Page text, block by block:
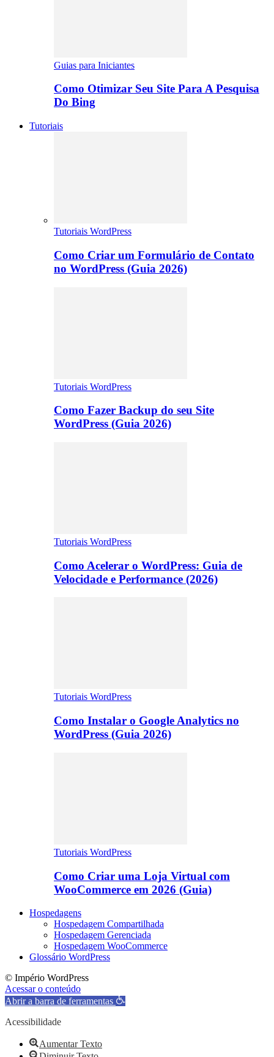
Guias para Iniciantes
Como Otimizar Seu Site Para A Pesquisa
Do Bing
Tutoriais
Tutoriais WordPress
Como Criar um Formulário de Contato
no WordPress (Guia 2026)
Tutoriais WordPress
Como Fazer Backup do seu Site
WordPress (Guia 2026)
Tutoriais WordPress
Como Acelerar o WordPress: Guia de
Velocidade e Performance (2026)
Tutoriais WordPress
Como Instalar o Google Analytics no
WordPress (Guia 2026)
Tutoriais WordPress
Como Criar uma Loja Virtual com
WooCommerce em 2026 (Guia)
Hospedagens
Hospedagem Compartilhada
Hospedagem Gerenciada
Hospedagem WooCommerce
Glossário WordPress
© Império WordPress
Acessar o conteúdo
Abrir a barra de ferramentas
Acessibilidade
Aumentar Texto